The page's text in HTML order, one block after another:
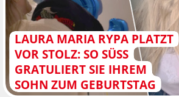
LAURA MARIA RYPA PLATZT
VOR STOLZ: SO SÜSS G
RATULIERT SIE IHREM S
OHN ZUM GEBURTSTAG